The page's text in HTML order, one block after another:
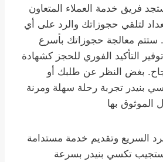
فريق خدمة العملاء المتعاون
لتلقي حجوزاتك والرد على أي
ستتم معالجة حجوزاتك بأسرع
التأكيد الفوري للحجز كشهادة
بغض النظر عن طلبك أو
بنيدر تجربة رحلة سهلة ومرنة
الموثوق بها
السريع وتقديم خدمة مستدامة
تستجيب تكسي بنيدر بسرعة